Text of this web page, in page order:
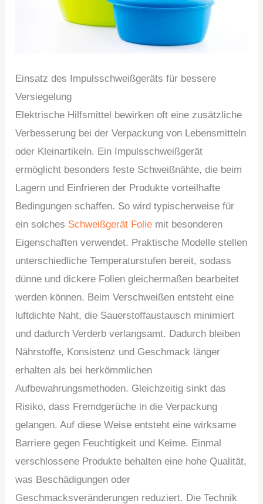
Einsatz des Impulsschweißgeräts für bessere
Versiegelung
Elektrische Hilfsmittel bewirken oft eine zusätzliche
Verbesserung bei der Verpackung von Lebensmitteln
oder Kleinartikeln. Ein Impulsschweißgerät
ermöglicht besonders feste Schweißnähte, die beim
Lagern und Einfrieren der Produkte vorteilhafte
Bedingungen schaffen. So wird typischerweise für
ein solches Schweißgerät Folie mit besonderen
Eigenschaften verwendet. Praktische Modelle stellen
unterschiedliche Temperaturstufen bereit, sodass
dünne und dickere Folien gleichermaßen bearbeitet
werden können. Beim Verschweißen entsteht eine
luftdichte Naht, die Sauerstoffaustausch minimiert
und dadurch Verderb verlangsamt. Dadurch bleiben
Nährstoffe, Konsistenz und Geschmack länger
erhalten als bei herkömmlichen
Aufbewahrungsmethoden. Gleichzeitig sinkt das
Risiko, dass Fremdgerüche in die Verpackung
gelangen. Auf diese Weise entsteht eine wirksame
Barriere gegen Feuchtigkeit und Keime. Einmal
verschlossene Produkte behalten eine hohe Qualität,
was Beschädigungen oder
Geschmacksveränderungen reduziert. Die Technik